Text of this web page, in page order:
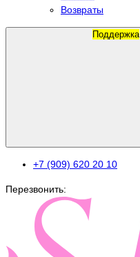
Возвраты
Поддержка
+7 (909) 620 20 10
Перезвонить: